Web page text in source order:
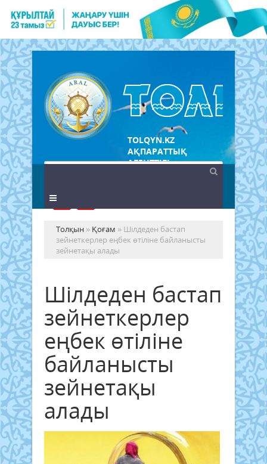
TOLQYN.KZ
АҚПАРАТТЫҚ
АГЕНТТІГІ
Толқын » Қоғам » Шілдеден бастап
зейнеткерлер еңбек өтіліне байланысты
зейнетақы алады
Шілдеден бастап
зейнеткерлер
еңбек өтіліне
байланысты
зейнетақы
алады